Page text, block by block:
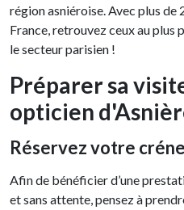
région asniéroise. Avec plus de
France, retrouvez ceux au plus
le secteur parisien !
Préparer sa
opticien
Réservez votre
Afin de bénéficier d’une
et sans attente, pensez à